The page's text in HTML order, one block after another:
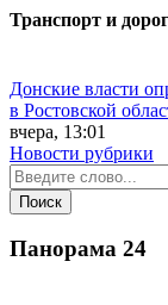
Транспорт и
Донские власти
в Ростовской
вчера, 13:01
Новости рубрики
Панорама 24